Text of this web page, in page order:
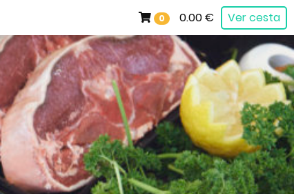
0 0.00 € Ver cesta